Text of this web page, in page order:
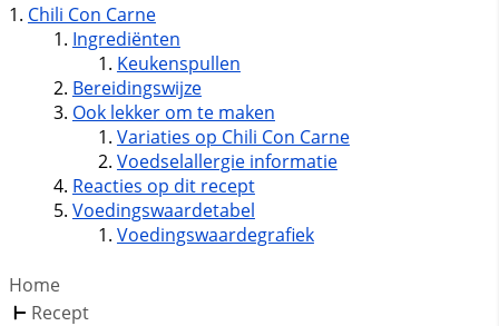
Chili Con Carne
Ingrediënten
Keukenspullen
Bereidingswijze
Ook lekker om te maken
Variaties op Chili Con Carne
Voedselallergie informatie
Reacties op dit recept
Voedingswaardetabel
Voedingswaardegrafiek
Home
Recept